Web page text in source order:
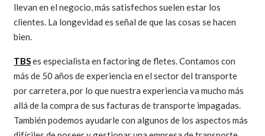
llevan en el negocio, más satisfechos suelen estar los
clientes. La longevidad es señal de que las cosas se hacen
bien.
TBSes especialista en factoring de fletes. Contamos con
más de 50 años de experiencia en el sector del transporte
por carretera, por lo que nuestra experiencia va mucho más
allá de la compra de sus facturas de transporte impagadas.
También podemos ayudarle con algunos de los aspectos más